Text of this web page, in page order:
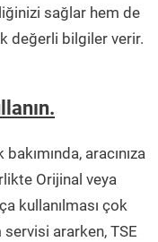
sağlar hem de
değerli bilgiler verir.
aracınıza
Orijinal veya
kullanılması çok
servisi ararken, TSE